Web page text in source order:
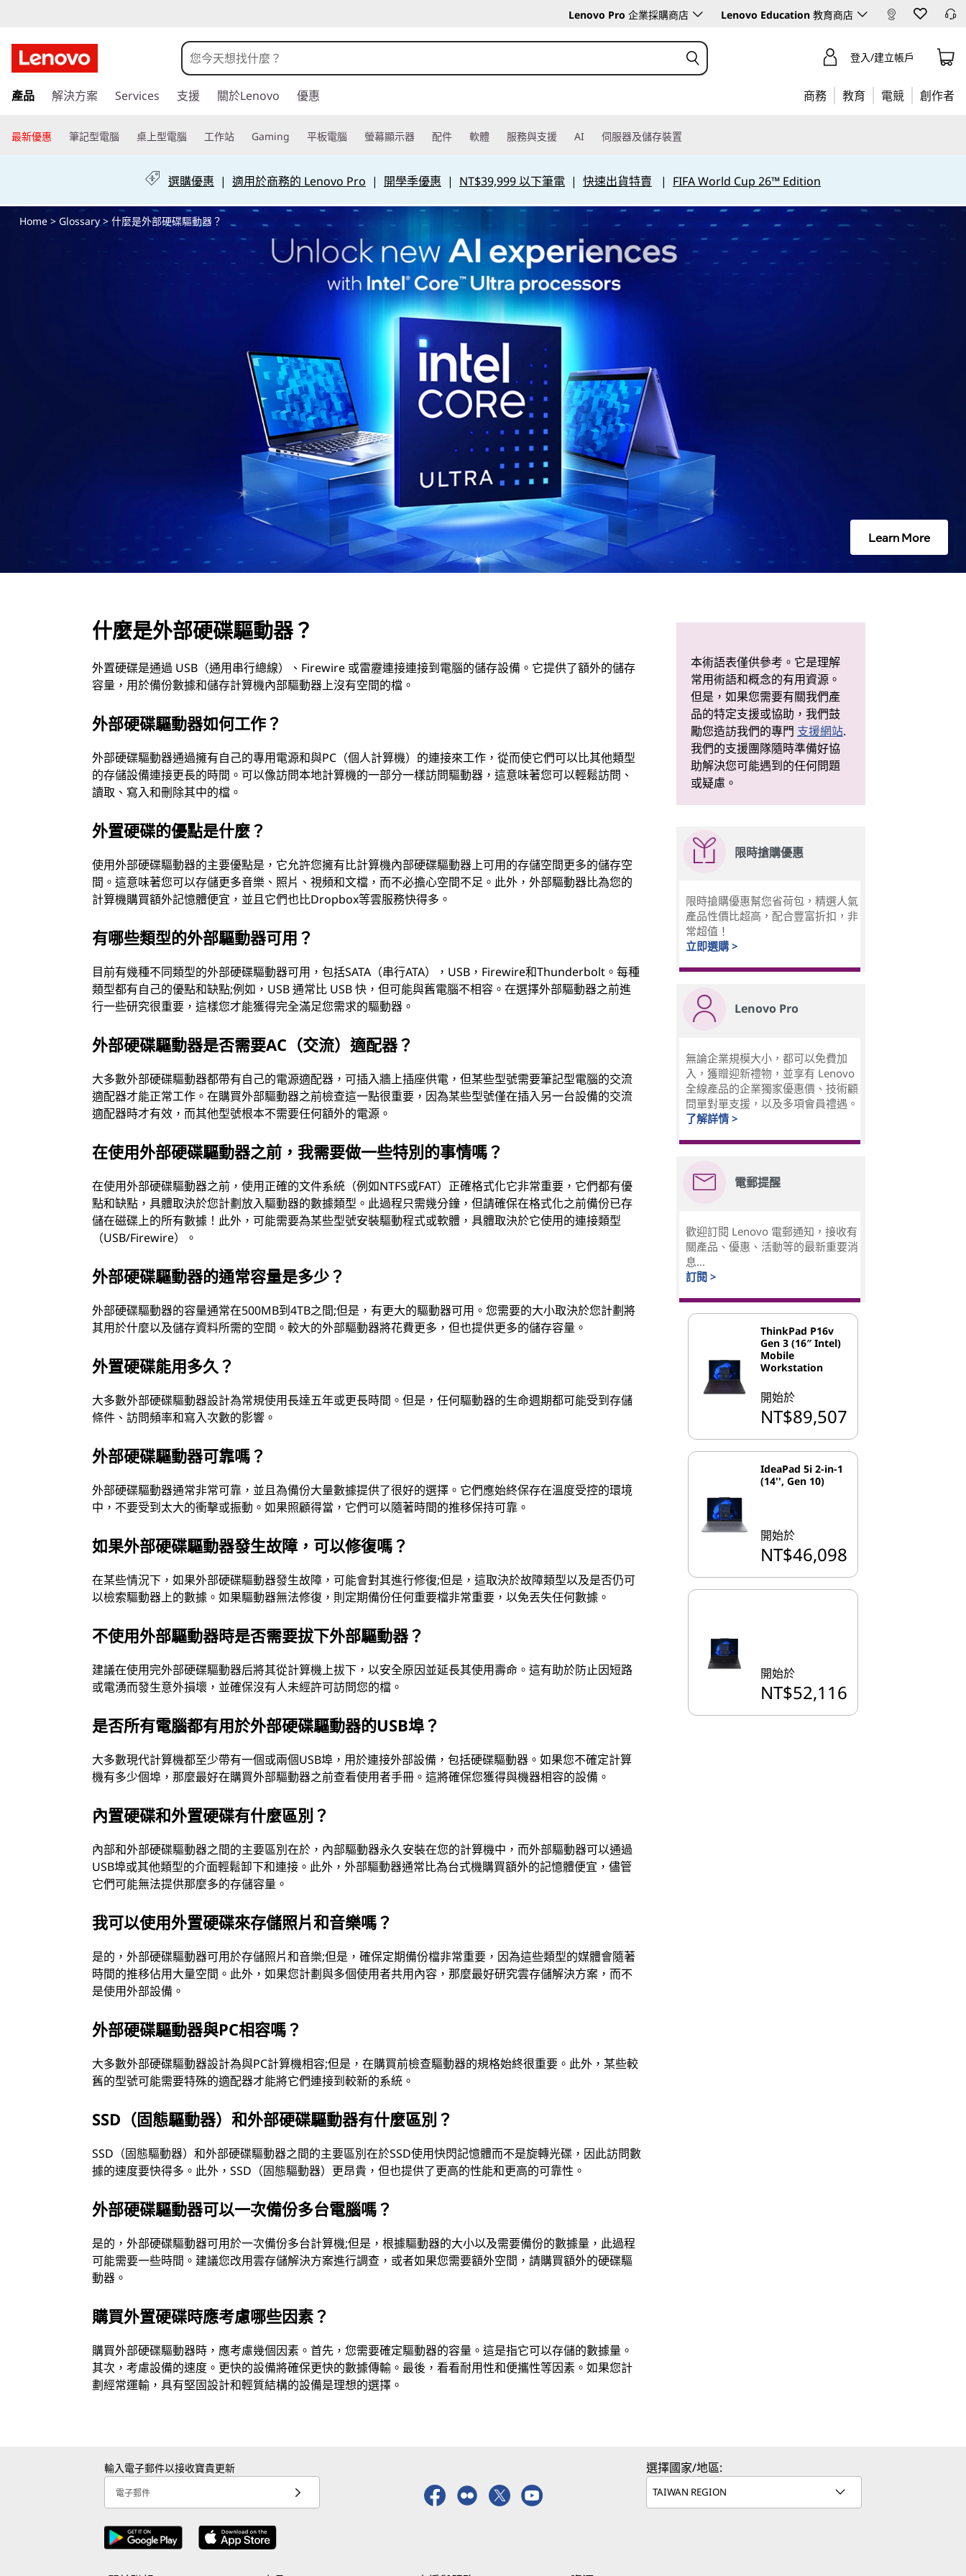
麼
是
部
碟
Lenovo Pro 企業採購商店 Lenovo Education 教育商店
至
要
登入/建立帳戶
產品 解決方案 Services 支援 關於Lenovo 優惠 商務 教育 電競 創作者
最新優惠 筆記型電腦 桌上型電腦 工作站 Gaming 平板電腦 螢幕顯示器 配件 軟體 服務與支援 AI 伺服器及儲存裝置
選購優惠 | 適用於商務的 Lenovo Pro | 開學季優惠 | NT$39,999 以下筆電 | 快速出貨特賣 | FIFA World Cup 26™ Edition
Home> Glossary> 什麼是外部硬碟驅動器？
Learn More
什麼是外部硬碟驅動器？
外置硬碟是通過 USB（通用串行總線）、Firewire 或雷靂連接連接到電腦的儲存設備。它提供了額外的儲存
容量，用於備份數據和儲存計算機內部驅動器上沒有空間的檔。
外部硬碟驅動器如何工作？
外部硬碟驅動器通過擁有自己的專用電源和與PC（個人計算機）的連接來工作，從而使它們可以比其他類型
的存儲設備連接更長的時間。可以像訪問本地計算機的一部分一樣訪問驅動器，這意味著您可以輕鬆訪問、
讀取、寫入和刪除其中的檔。
外置硬碟的優點是什麼？
使用外部硬碟驅動器的主要優點是，它允許您擁有比計算機內部硬碟驅動器上可用的存儲空間更多的儲存空
間。這意味著您可以存儲更多音樂、照片、視頻和文檔，而不必擔心空間不足。此外，外部驅動器比為您的
計算機購買額外記憶體便宜，並且它們也比Dropbox等雲服務快得多。
有哪些類型的外部驅動器可用？
目前有幾種不同類型的外部硬碟驅動器可用，包括SATA（串行ATA），USB，Firewire和Thunderbolt。每種
類型都有自己的優點和缺點;例如，USB 通常比 USB 快，但可能與舊電腦不相容。在選擇外部驅動器之前進
行一些研究很重要，這樣您才能獲得完全滿足您需求的驅動器。
外部硬碟驅動器是否需要AC（交流）適配器？
大多數外部硬碟驅動器都帶有自己的電源適配器，可插入牆上插座供電，但某些型號需要筆記型電腦的交流
適配器才能正常工作。在購買外部驅動器之前檢查這一點很重要，因為某些型號僅在插入另一台設備的交流
適配器時才有效，而其他型號根本不需要任何額外的電源。
在使用外部硬碟驅動器之前，我需要做一些特別的事情嗎？
在使用外部硬碟驅動器之前，使用正確的文件系統（例如NTFS或FAT）正確格式化它非常重要，它們都有優
點和缺點，具體取決於您計劃放入驅動器的數據類型。此過程只需幾分鐘，但請確保在格式化之前備份已存
儲在磁碟上的所有數據！此外，可能需要為某些型號安裝驅動程式或軟體，具體取決於它使用的連接類型
（USB/Firewire）。
外部硬碟驅動器的通常容量是多少？
外部硬碟驅動器的容量通常在500MB到4TB之間;但是，有更大的驅動器可用。您需要的大小取決於您計劃將
其用於什麼以及儲存資料所需的空間。較大的外部驅動器將花費更多，但也提供更多的儲存容量。
外置硬碟能用多久？
大多數外部硬碟驅動器設計為常規使用長達五年或更長時間。但是，任何驅動器的生命週期都可能受到存儲
條件、訪問頻率和寫入次數的影響。
外部硬碟驅動器可靠嗎？
外部硬碟驅動器通常非常可靠，並且為備份大量數據提供了很好的選擇。它們應始終保存在溫度受控的環境
中，不要受到太大的衝擊或振動。如果照顧得當，它們可以隨著時間的推移保持可靠。
如果外部硬碟驅動器發生故障，可以修復嗎？
在某些情況下，如果外部硬碟驅動器發生故障，可能會對其進行修復;但是，這取決於故障類型以及是否仍可
以檢索驅動器上的數據。如果驅動器無法修復，則定期備份任何重要檔非常重要，以免丟失任何數據。
不使用外部驅動器時是否需要拔下外部驅動器？
建議在使用完外部硬碟驅動器后將其從計算機上拔下，以安全原因並延長其使用壽命。這有助於防止因短路
或電湧而發生意外損壞，並確保沒有人未經許可訪問您的檔。
是否所有電腦都有用於外部硬碟驅動器的USB埠？
大多數現代計算機都至少帶有一個或兩個USB埠，用於連接外部設備，包括硬碟驅動器。如果您不確定計算
機有多少個埠，那麼最好在購買外部驅動器之前查看使用者手冊。這將確保您獲得與機器相容的設備。
內置硬碟和外置硬碟有什麼區別？
內部和外部硬碟驅動器之間的主要區別在於，內部驅動器永久安裝在您的計算機中，而外部驅動器可以通過
USB埠或其他類型的介面輕鬆卸下和連接。此外，外部驅動器通常比為台式機購買額外的記憶體便宜，儘管
它們可能無法提供那麼多的存儲容量。
我可以使用外置硬碟來存儲照片和音樂嗎？
是的，外部硬碟驅動器可用於存儲照片和音樂;但是，確保定期備份檔非常重要，因為這些類型的媒體會隨著
時間的推移佔用大量空間。此外，如果您計劃與多個使用者共用內容，那麼最好研究雲存儲解決方案，而不
是使用外部設備。
外部硬碟驅動器與PC相容嗎？
大多數外部硬碟驅動器設計為與PC計算機相容;但是，在購買前檢查驅動器的規格始終很重要。此外，某些較
舊的型號可能需要特殊的適配器才能將它們連接到較新的系統。
SSD（固態驅動器）和外部硬碟驅動器有什麼區別？
SSD（固態驅動器）和外部硬碟驅動器之間的主要區別在於SSD使用快閃記憶體而不是旋轉光碟，因此訪問數
據的速度要快得多。此外，SSD（固態驅動器）更昂貴，但也提供了更高的性能和更高的可靠性。
外部硬碟驅動器可以一次備份多台電腦嗎？
是的，外部硬碟驅動器可用於一次備份多台計算機;但是，根據驅動器的大小以及需要備份的數據量，此過程
可能需要一些時間。建議您改用雲存儲解決方案進行調查，或者如果您需要額外空間，請購買額外的硬碟驅
動器。
購買外置硬碟時應考慮哪些因素？
購買外部硬碟驅動器時，應考慮幾個因素。首先，您需要確定驅動器的容量。這是指它可以存儲的數據量。
其次，考慮設備的速度。更快的設備將確保更快的數據傳輸。最後，看看耐用性和便攜性等因素。如果您計
劃經常運輸，具有堅固設計和輕質結構的設備是理想的選擇。
本術語表僅供參考。它是理解
常用術語和概念的有用資源。
但是，如果您需要有關我們產
品的特定支援或協助，我們鼓
勵您造訪我們的專門 支援網站.
我們的支援團隊隨時準備好協
助解決您可能遇到的任何問題
或疑慮。
限時搶購優惠
限時搶購優惠幫您省荷包，精選人氣
產品性價比超高，配合豐富折扣，非
常超值！
立即選購 >
Lenovo Pro
無論企業規模大小，都可以免費加
入，獲贈迎新禮物，並享有 Lenovo
全線產品的企業獨家優惠價、技術顧
問單對單支援，以及多項會員禮遇。
了解詳情 >
電郵提醒
歡迎訂閱 Lenovo 電郵通知，接收有
關產品、優惠、活動等的最新重要消
息...
訂閱 >
ThinkPad P16v
Gen 3 (16″ Intel)
Mobile
Workstation
開始於
NT$89,507
IdeaPad 5i 2-in-1
(14'', Gen 10)
開始於
NT$46,098
開始於
NT$52,116
輸入電子郵件以接收寶貴更新
電子郵件
選擇國家/地區: